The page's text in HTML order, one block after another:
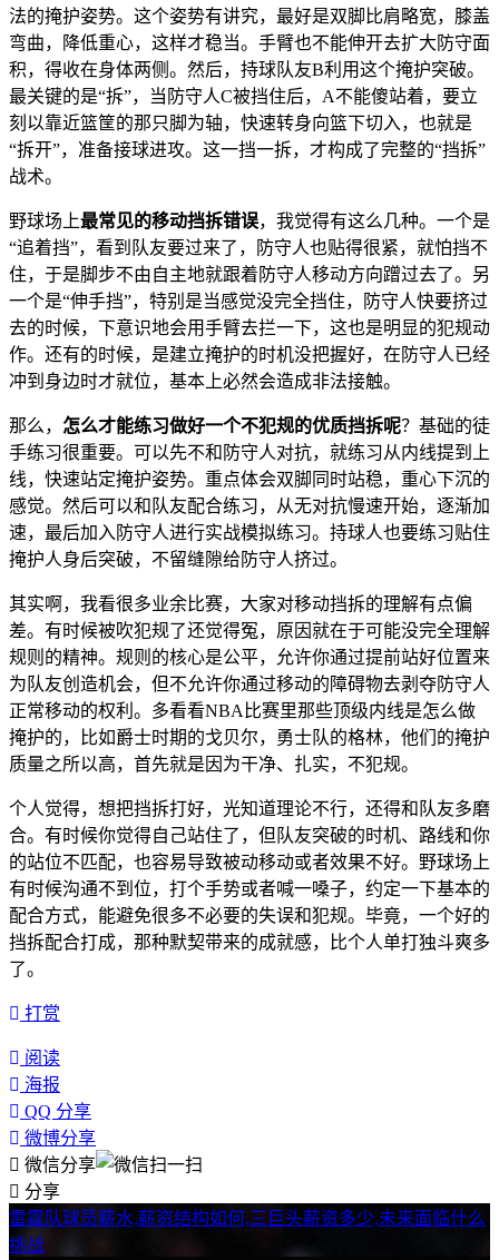
法的掩护姿势。这个姿势有讲究，最好是双脚比肩略宽，膝盖
弯曲，降低重心，这样才稳当。手臂也不能伸开去扩大防守面
积，得收在身体两侧。然后，持球队友B利用这个掩护突破。
最关键的是“拆”，当防守人C被挡住后，A不能傻站着，要立
刻以靠近篮筐的那只脚为轴，快速转身向篮下切入，也就是
“拆开”，准备接球进攻。这一挡一拆，才构成了完整的“挡拆”
战术。
野球场上最常见的移动挡拆错误，我觉得有这么几种。一个是
“追着挡”，看到队友要过来了，防守人也贴得很紧，就怕挡不
住，于是脚步不由自主地就跟着防守人移动方向蹭过去了。另
一个是“伸手挡”，特别是当感觉没完全挡住，防守人快要挤过
去的时候，下意识地会用手臂去拦一下，这也是明显的犯规动
作。还有的时候，是建立掩护的时机没把握好，在防守人已经
冲到身边时才就位，基本上必然会造成非法接触。
那么， 怎么才能练习做好一个不犯规的优质挡拆呢？基础的徒
手练习很重要。可以先不和防守人对抗，就练习从内线提到上
线，快速站定掩护姿势。重点体会双脚同时站稳，重心下沉的
感觉。然后可以和队友配合练习，从无对抗慢速开始，逐渐加
速，最后加入防守人进行实战模拟练习。持球人也要练习贴住
掩护人身后突破，不留缝隙给防守人挤过。
其实啊，我看很多业余比赛，大家对移动挡拆的理解有点偏
差。有时候被吹犯规了还觉得冤，原因就在于可能没完全理解
规则的精神。规则的核心是公平，允许你通过提前站好位置来
为队友创造机会，但不允许你通过移动的障碍物去剥夺防守人
正常移动的权利。多看看NBA比赛里那些顶级内线是怎么做
掩护的，比如爵士时期的戈贝尔，勇士队的格林，他们的掩护
质量之所以高，首先就是因为干净、扎实，不犯规。
个人觉得，想把挡拆打好，光知道理论不行，还得和队友多磨
合。有时候你觉得自己站住了，但队友突破的时机、路线和你
的站位不匹配，也容易导致被动移动或者效果不好。野球场上
有时候沟通不到位，打个手势或者喊一嗓子，约定一下基本的
配合方式，能避免很多不必要的失误和犯规。毕竟，一个好的
挡拆配合打成，那种默契带来的成就感，比个人单打独斗爽多
了。
打赏
阅读
海报
QQ 分享
微博分享
微信分享
分享
雷霆队球员薪水,薪资结构如何,三巨头薪资多少,未来面临什么
挑战